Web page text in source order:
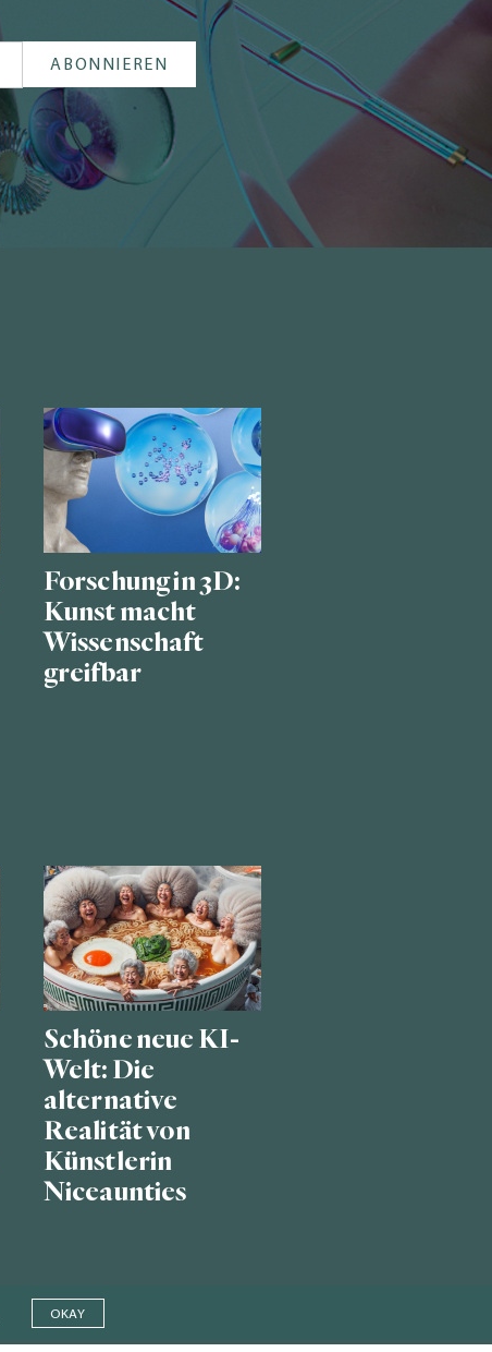
Forschung in 3D:
Kunst macht
Wissenschaft
greifbar
Schöne neue KI-
Welt: Die
alternative
Realität von
Künstlerin
Niceaunties
OKAY